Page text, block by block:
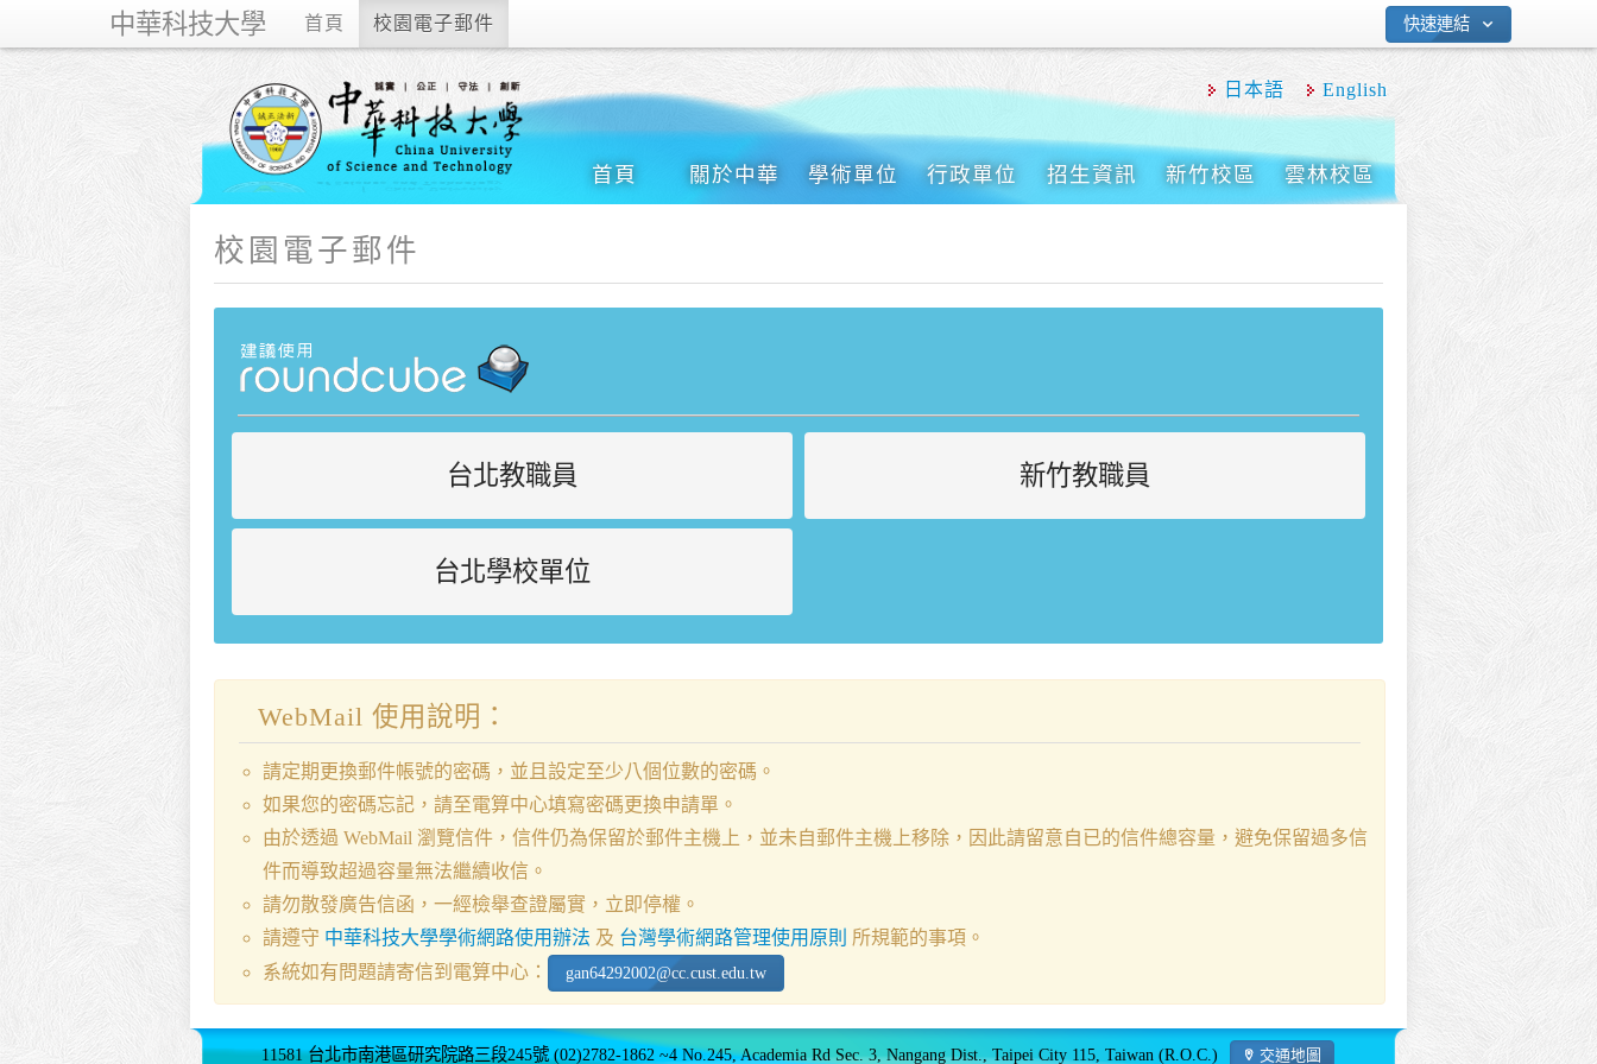
中華科技大學 首頁 校園電子郵件 快速連結
日本語 English
首頁 關於中華 學術單位 行政單位 招生資訊 新竹校區 雲林校區
校園電子郵件
台北教職員 新竹教職員
台北學校單位
WebMail 使用說明：
請定期更換郵件帳號的密碼，並且設定至少八個位數的密碼。
如果您的密碼忘記，請至電算中心填寫密碼更換申請單。
由於透過 WebMail 瀏覽信件，信件仍為保留於郵件主機上，並未自郵件主機上移除，因此請留意自已的信件總容量，避免保留過多信
件而導致超過容量無法繼續收信。
請勿散發廣告信函，一經檢舉查證屬實，立即停權。
請遵守 中華科技大學學術網路使用辦法 及 台灣學術網路管理使用原則 所規範的事項。
系統如有問題請寄信到電算中心：
gan64292002@cc.cust.edu.tw
11581 台北市南港區研究院路三段245號 (02)2782-1862 ~4 No.245, Academia Rd Sec. 3, Nangang Dist., Taipei City 115, Taiwan (R.O.C.) 交通地圖